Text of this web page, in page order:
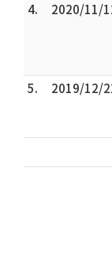
4.
2020/11/
5.
2019/12/